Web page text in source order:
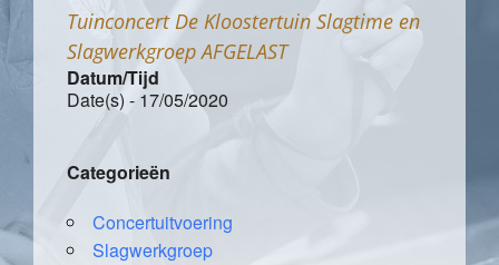
Tuinconcert De Kloostertuin Slagtime en
Slagwerkgroep AFGELAST
Datum/Tijd
Date(s) - 17/05/2020
Categorieën
Concertuitvoering
Slagwerkgroep